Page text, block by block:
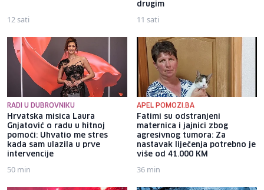
12 sati
drugim
11 sati
RADI U DUBROVNIKU
Hrvatska misica Laura
Gnjatović o radu u hitnoj
pomoći: Uhvatio me stres
kada sam ulazila u prve
intervencije
50 min
APEL POMOZI.BA
Fatimi su odstranjeni
maternica i jajnici zbog
agresivnog tumora: Za
nastavak liječenja potrebno je
više od 41.000 KM
36 min